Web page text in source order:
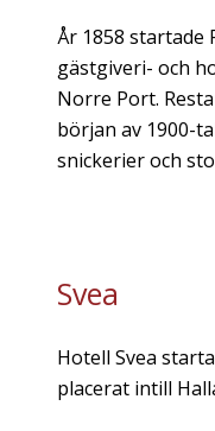
År 1858 startade
gästgiveri- och
Norre Port.
början av 1900-
snickerier och
Svea
Hotell Svea
placerat intill